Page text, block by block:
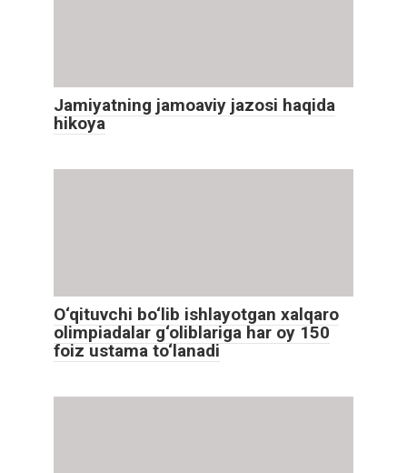
Jamiyatning jamoaviy jazosi haqida
hikoya
O‘qituvchi bo‘lib ishlayotgan xalqaro
olimpiadalar g‘oliblariga har oy 150
foiz ustama to‘lanadi